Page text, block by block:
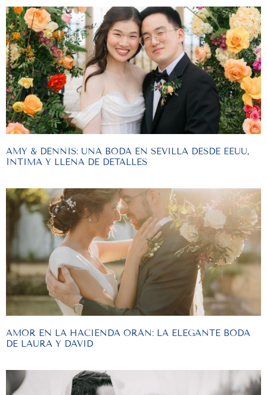
AMY & DENNIS: UNA BODA EN SEVILLA DESDE EEUU,
ÍNTIMA Y LLENA DE DETALLES
AMOR EN LA HACIENDA ORÁN: LA ELEGANTE BODA
DE LAURA Y DAVID